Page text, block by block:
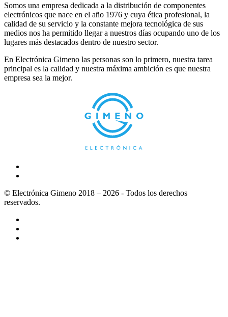
Somos una empresa dedicada a la distribución de componentes
electrónicos que nace en el año 1976 y cuya ética profesional, la
calidad de su servicio y la constante mejora tecnológica de sus
medios nos ha permitido llegar a nuestros días ocupando uno de los
lugares más destacados dentro de nuestro sector.
En Electrónica Gimeno las personas son lo primero, nuestra tarea
principal es la calidad y nuestra máxima ambición es que nuestra
empresa sea la mejor.
© Electrónica Gimeno 2018 – 2026 - Todos los derechos
reservados.